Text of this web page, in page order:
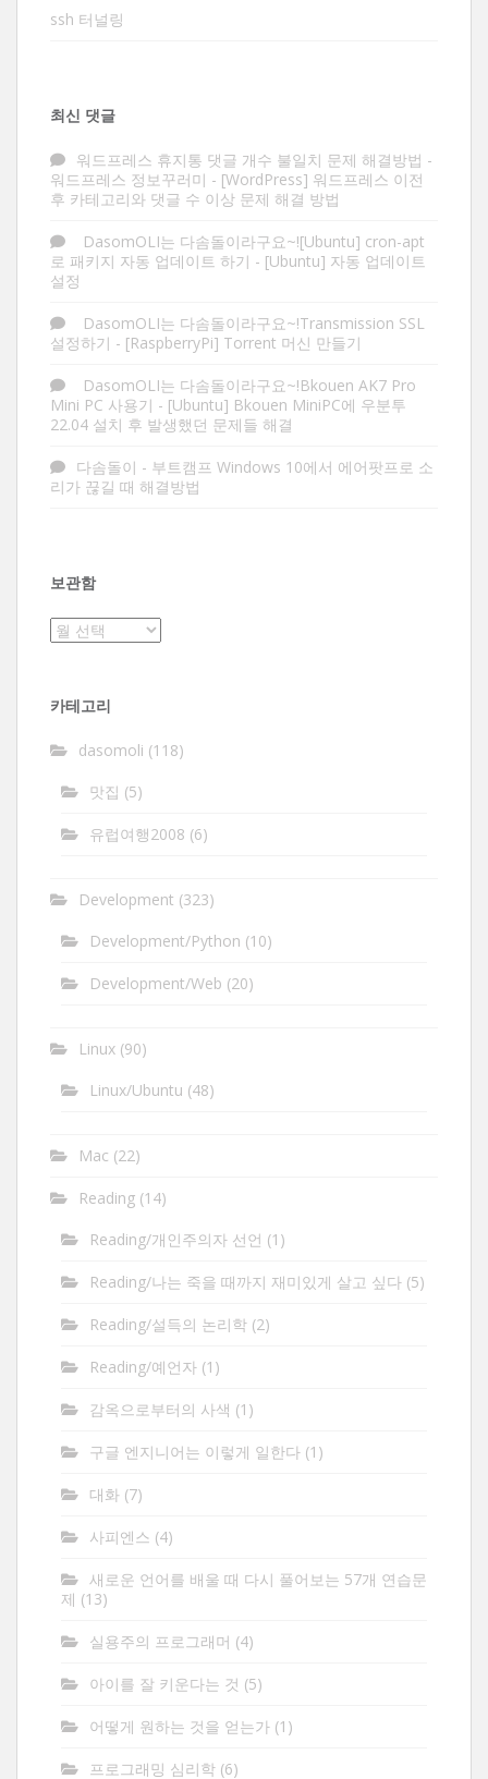
ssh 터널링
최신 댓글
워드프레스 휴지통 댓글 개수 불일치 문제 해결방법 -
워드프레스 정보꾸러미 - [WordPress] 워드프레스 이전
후 카테고리와 댓글 수 이상 문제 해결 방법
DasomOLI는 다솜돌이라구요~![Ubuntu] cron-apt
로 패키지 자동 업데이트 하기 - [Ubuntu] 자동 업데이트
설정
DasomOLI는 다솜돌이라구요~!Transmission SSL
설정하기 - [RaspberryPi] Torrent 머신 만들기
DasomOLI는 다솜돌이라구요~!Bkouen AK7 Pro
Mini PC 사용기 - [Ubuntu] Bkouen MiniPC에 우분투
22.04 설치 후 발생했던 문제들 해결
다솜돌이 - 부트캠프 Windows 10에서 에어팟프로 소
리가 끊길 때 해결방법
보관함
보
카테고리
dasomoli (118)
맛집 (5)
유럽여행2008 (6)
Development (323)
Development/Python (10)
Development/Web (20)
Linux (90)
Linux/Ubuntu (48)
Mac (22)
Reading (14)
Reading/개인주의자 선언 (1)
Reading/나는 죽을 때까지 재미있게 살고 싶다 (5)
Reading/설득의 논리학 (2)
Reading/예언자 (1)
감옥으로부터의 사색 (1)
구글 엔지니어는 이렇게 일한다 (1)
대화 (7)
사피엔스 (4)
새로운 언어를 배울 때 다시 풀어보는 57개 연습문
제 (13)
실용주의 프로그래머 (4)
아이를 잘 키운다는 것 (5)
어떻게 원하는 것을 얻는가 (1)
프로그래밍 심리학 (6)